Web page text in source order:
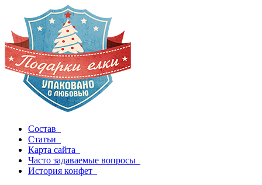
Состав
Статьи
Карта сайта
Часто задаваемые вопросы
История конфет